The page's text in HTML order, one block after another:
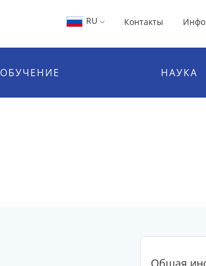
RU Контакты
ОБУЧЕНИЕ НАУКА
Общая